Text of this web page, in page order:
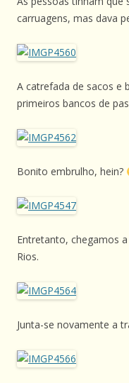
carruagens, mas dava
A catrefada de sacos e
primeiros bancos de
Bonito embrulho, hein?
Entretanto, chegamos
Rios.
Junta-se novamente a